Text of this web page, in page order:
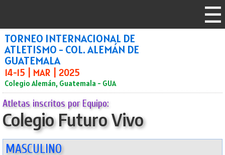
TORNEO INTERNACIONAL DE
ATLETISMO - COL. ALEMÁN DE
GUATEMALA
14-15 | MAR | 2025
Colegio Alemán, Guatemala - GUA
Atletas inscritos por Equipo:
Colegio Futuro Vivo
MASCULINO